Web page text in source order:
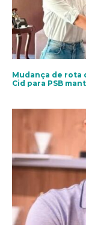
Mudança de rota
Cid para PSB